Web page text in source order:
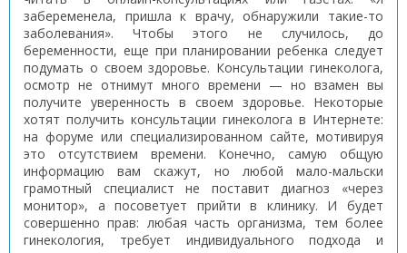
забеременела, пришла к врачу, обнаружили такие-то
заболевания». Чтобы этого не случилось, до
беременности, еще при планировании ребенка следует
подумать о своем здоровье. Консультации гинеколога,
осмотр не отнимут много времени — но взамен вы
получите уверенность в своем здоровье. Некоторые
хотят получить консультации гинеколога в Интернете:
на форуме или специализированном сайте, мотивируя
это отсутствием времени. Конечно, самую общую
информацию вам скажут, но любой мало-мальски
грамотный специалист не поставит диагноз «через
монитор», а посоветует прийти в клинику. И будет
совершенно прав: любая часть организма, тем более
гинекология, требует индивидуального подхода и